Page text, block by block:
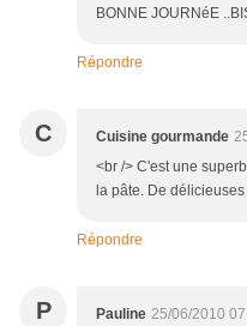
BONNE JOURNéE
Répondre
C Cuisine gourmande
<br /> C'est une
la pâte. De
Répondre
P Pauline 25/06/2010